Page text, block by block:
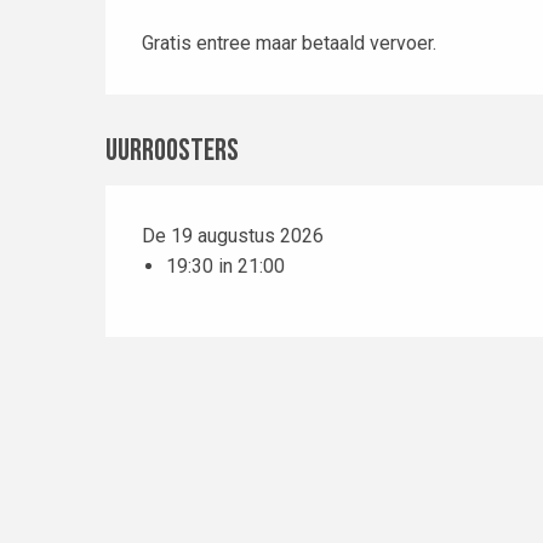
Gratis entree maar betaald vervoer.
Uurroosters
De 19 augustus 2026
19:30 in 21:00